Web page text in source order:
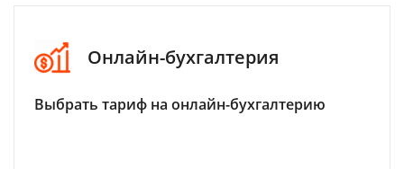
Онлайн-бухгалтерия
Выбрать тариф на онлайн-бухгалтерию